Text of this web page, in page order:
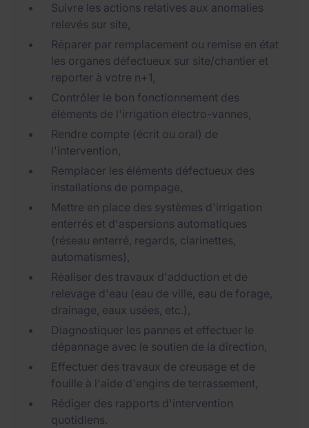
Suivre les actions relatives aux anomalies
relevés sur site,
Réparer par remplacement ou remise en état
les organes défectueux sur site/chantier et
reporter à votre n+1,
Contrôler le bon fonctionnement des
éléments de l'irrigation électro-vannes,
Rendre compte (écrit ou oral) de
l'intervention,
Remplacer les éléments défectueux des
installations de pompage,
Mettre en place des systèmes d'irrigation
enterrés et d'aspersions automatiques
(réseau enterré, regards, clarinettes,
automatismes),
Réaliser des travaux d'adduction et de
relevage d'eau (eau de ville, eau de forage,
drainage, eaux usées, etc.),
Diagnostiquer les pannes et effectuer le
dépannage avec le soutien de la direction,
Effectuer des travaux de creusage et de
fouille à l'aide d'engins de terrassement,
Rédiger des rapports d'intervention
quotidiens.